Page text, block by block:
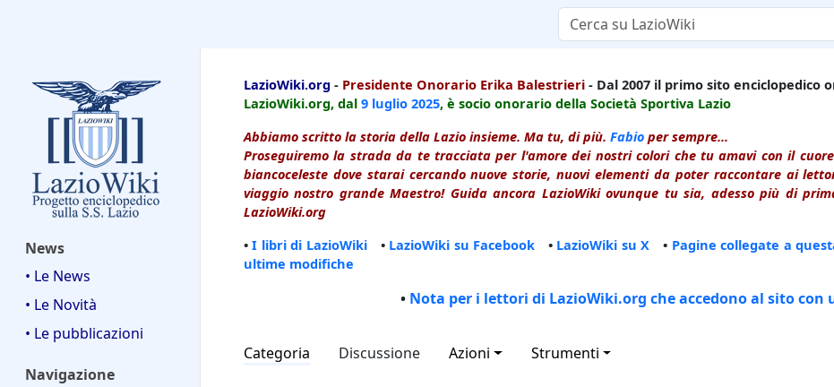
News
• Le News
• Le Novità
• Le pubblicazioni
Navigazione
LazioWiki.org - Presidente Onorario Erika Balestrieri - Dal 2007 il primo sito enciclopedico
LazioWiki.org, dal 9 luglio 2025, è socio onorario della Società Sportiva Lazio
Abbiamo scritto la storia della Lazio insieme. Ma tu, di più. Fabio per sempre...
Proseguiremo la strada da te tracciata per l'amore dei nostri colori che tu amavi con il
biancoceleste dove starai cercando nuove storie, nuovi elementi da poter raccontare ai
viaggio nostro grande Maestro! Guida ancora LazioWiki ovunque tu sia, adesso più di
LazioWiki.org
•I libri di LazioWiki• LazioWiki su Facebook • LazioWiki su X • Pagine collegate a
ultime modifiche
• Nota per i lettori di LazioWiki.org che accedono al sito con
Categoria Discussione Azioni Strumenti